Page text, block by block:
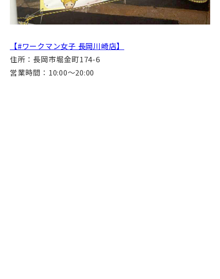
【#ワークマン女子 長岡川崎店】
住所：長岡市堀金町174-6
営業時間：10:00～20:00